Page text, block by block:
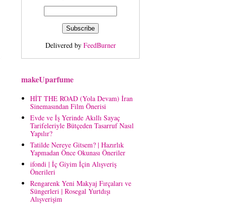
Delivered by FeedBurner
makeUparfume
HİT THE ROAD (Yola Devam) İran
Sinemasından Film Önerisi
Evde ve İş Yerinde Akıllı Sayaç
Tarifeleriyle Bütçeden Tasarruf Nasıl
Yapılır?
Tatilde Nereye Gitsem? | Hazırlık
Yapmadan Önce Okunası Öneriler
ifondi | İç Giyim İçin Alışveriş
Önerileri
Rengarenk Yeni Makyaj Fırçaları ve
Süngerleri | Rosegal Yurtdışı
Alışverişim